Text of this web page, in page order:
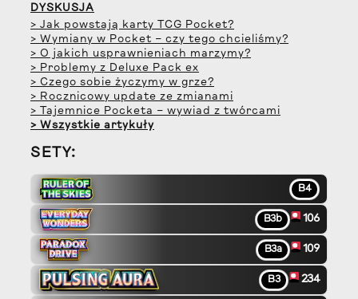
DYSKUSJA
> Jak powstają karty TCG Pocket?
> Wymiany w Pocket – czy tego chcieliśmy?
> O jakich usprawnieniach marzymy?
> Problemy z Deluxe Pack ex
> Czego sobie życzymy w grze?
> Rocznicowy update ze zmianami
> Tajemnice Pocketa – wywiad z twórcami
> Wszystkie artykuły
SETY:
B4
B3b 106
B3a 109
B3 234